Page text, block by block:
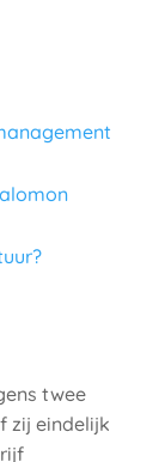
twee
zij eindelijk